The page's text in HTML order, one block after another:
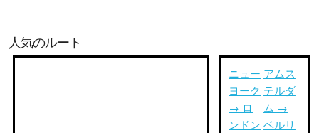
人気のルート
ニュー
ヨーク
→ ロ
ンドン
アムス
テルダ
ム →
ベルリ